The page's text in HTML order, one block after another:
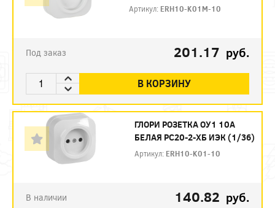
Артикул: ERH10-K01M-10
Под заказ 201.17 руб.
В КОРЗИНУ
ГЛОРИ РОЗЕТКА ОУ1 10А
БЕЛАЯ РС20-2-ХБ ИЭК (1/36)
Артикул: ERH10-K01-10
В наличии 140.82 руб.